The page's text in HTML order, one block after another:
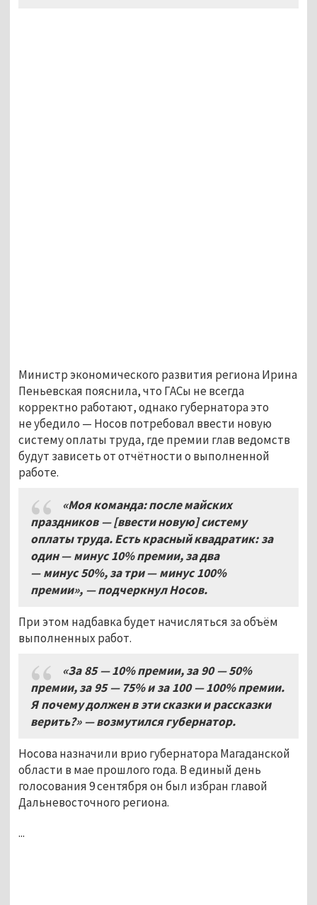
Министр экономического развития региона Ирина
Пеньевская пояснила, что ГАСы не всегда
корректно работают, однако губернатора это
не убедило — Носов потребовал ввести новую
систему оплаты труда, где премии глав ведомств
будут зависеть от отчётности о выполненной
работе.
«Моя команда: после майских
праздников — [ввести новую] систему
оплаты труда. Есть красный квадратик: за
один — минус 10% премии, за два
— минус50%, за три — минус100%
премии», — подчеркнул Носов.
При этом надбавка будет начисляться за объём
выполненных работ.
«За 85 — 10% премии, за 90 — 50%
премии, за 95 — 75% и за 100 — 100% премии.
Я почему должен в эти сказки и рассказки
верить?» — возмутился губернатор.
Носова назначили врио губернатора Магаданской
области в мае прошлого года. В единый день
голосования 9 сентября он был избран главой
Дальневосточного региона.
...